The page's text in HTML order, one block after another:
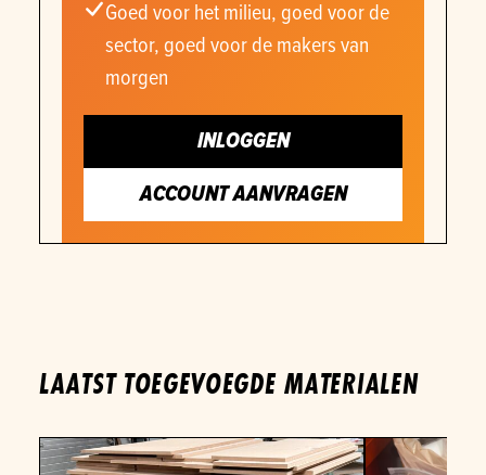
Goed voor het milieu, goed voor de
sector, goed voor de makers van
morgen
INLOGGEN
ACCOUNT AANVRAGEN
LAATST TOEGEVOEGDE MATERIALEN